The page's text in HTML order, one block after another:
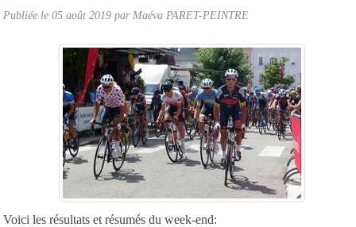
Publiée le 05 août 2019 par Maéva PARET-PEINTRE
Voici les résultats et résumés du week-end: